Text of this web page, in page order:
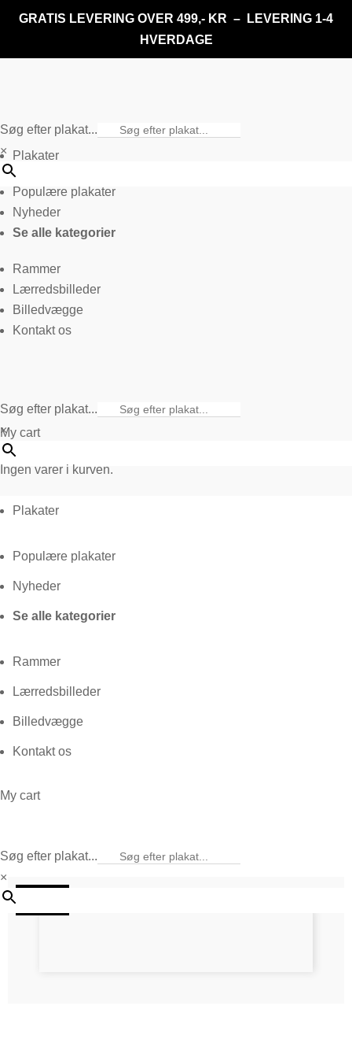
GRATIS LEVERING OVER 499,- KR – LEVERING 1-4
HVERDAGE
Søg efter plakat...
× Plakater
Populære plakater
Nyheder
Se alle kategorier
Rammer
Lærredsbilleder
Billedvægge
Kontakt os
Søg efter plakat...
×
My cart
Ingen varer i kurven.
Plakater
Populære plakater
Nyheder
Se alle kategorier
Rammer
Lærredsbilleder
Billedvægge
Kontakt os
My cart
Søg efter plakat...
×